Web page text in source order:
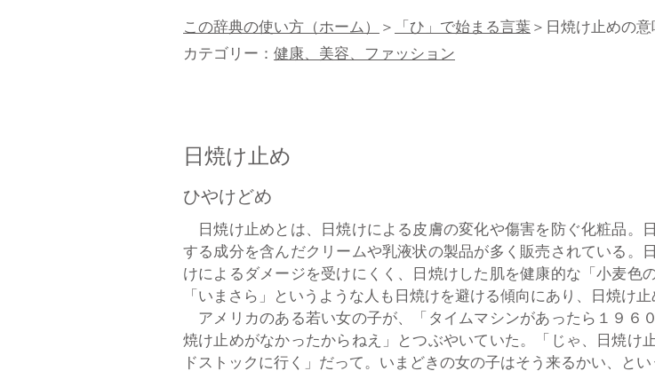
この辞典の使い方（ホーム）＞「ひ」で始まる言葉＞日焼け止めの
カテゴリー： 健康、美容、ファッション
日焼け止め
ひやけどめ
日焼け止めとは、日焼けによる皮膚の変化や傷害を防ぐ化粧品。
する成分を含んだクリームや乳液状の製品が多く販売されている
けによるダメージを受けにくく、日焼けした肌を健康的な「小麦
「いまさら」というような人も日焼けを避ける傾向にあり、日焼け止
アメリカのある若い女の子が、「タイムマシンがあったら１９６
焼け止めがなかったからねえ」とつぶやいていた。「じゃ、日焼け
ドストックに行く」だって。いまどきの女の子はそう来るかい、と